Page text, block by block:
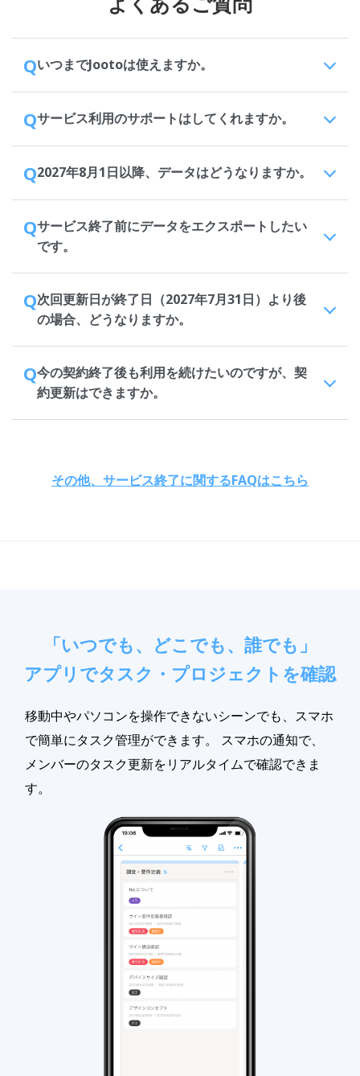
QいつまでJootoは使えますか。
Qサービス利用のサポートはしてくれますか。
Q2027年8月1日以降、データはどうなりますか。
Qサービス終了前にデータをエクスポートしたい
です。
Q次回更新日が終了日（2027年7月31日）より後
の場合、どうなりますか。
Q今の契約終了後も利用を続けたいのですが、契
約更新はできますか。
その他、サービス終了に関するFAQはこちら
「いつでも、どこでも、誰でも」
アプリでタスク・プロジェクトを確認
移動中やパソコンを操作できないシーンでも、スマホ
で簡単にタスク管理ができます。 スマホの通知で、
メンバーのタスク更新をリアルタイムで確認できま
す。